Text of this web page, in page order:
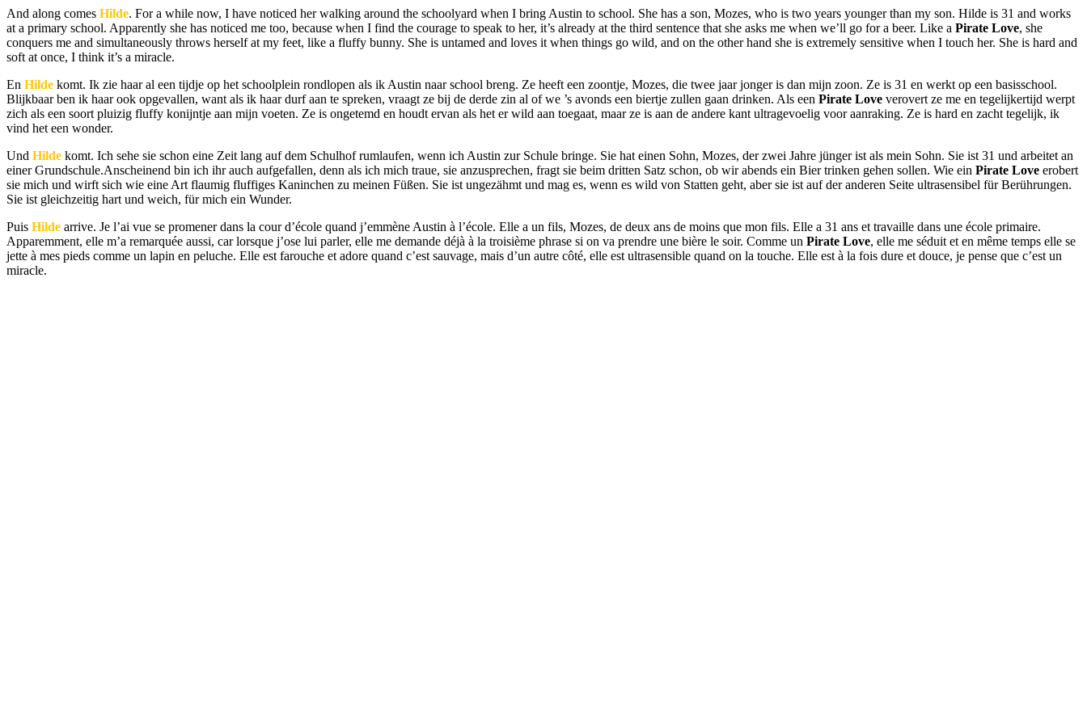
And along comes Hilde. For a while now, I have noticed her walking around the schoolyard when I bring Austin to school. She has a son, Mozes, who is two years younger than my son. Hilde is 31 and works
at a primary school. Apparently she has noticed me too, because when I find the courage to speak to her, it’s already at the third sentence that she asks me when we’ll go for a beer. Like a Pirate Love, she
conquers me and simultaneously throws herself at my feet, like a fluffy bunny. She is untamed and loves it when things go wild, and on the other hand she is extremely sensitive when I touch her. She is hard and
soft at once, I think it’s a miracle.
En Hilde komt. Ik zie haar al een tijdje op het schoolplein rondlopen als ik Austin naar school breng. Ze heeft een zoontje, Mozes, die twee jaar jonger is dan mijn zoon. Ze is 31 en werkt op een basisschool.
Blijkbaar ben ik haar ook opgevallen, want als ik haar durf aan te spreken, vraagt ze bij de derde zin al of we ’s avonds een biertje zullen gaan drinken. Als een Pirate Love verovert ze me en tegelijkertijd werpt
zich als een soort pluizig fluffy konijntje aan mijn voeten. Ze is ongetemd en houdt ervan als het er wild aan toegaat, maar ze is aan de andere kant ultragevoelig voor aanraking. Ze is hard en zacht tegelijk, ik
vind het een wonder.
Und Hilde komt. Ich sehe sie schon eine Zeit lang auf dem Schulhof rumlaufen, wenn ich Austin zur Schule bringe. Sie hat einen Sohn, Mozes, der zwei Jahre jünger ist als mein Sohn. Sie ist 31 und arbeitet an
einer Grundschule.Anscheinend bin ich ihr auch aufgefallen, denn als ich mich traue, sie anzusprechen, fragt sie beim dritten Satz schon, ob wir abends ein Bier trinken gehen sollen. Wie ein Pirate Love erobert
sie mich und wirft sich wie eine Art flaumig fluffiges Kaninchen zu meinen Füßen. Sie ist ungezähmt und mag es, wenn es wild von Statten geht, aber sie ist auf der anderen Seite ultrasensibel für Berührungen.
Sie ist gleichzeitig hart und weich, für mich ein Wunder.
Puis Hilde arrive. Je l’ai vue se promener dans la cour d’école quand j’emmène Austin à l’école. Elle a un fils, Mozes, de deux ans de moins que mon fils. Elle a 31 ans et travaille dans une école primaire.
Apparemment, elle m’a remarquée aussi, car lorsque j’ose lui parler, elle me demande déjà à la troisième phrase si on va prendre une bière le soir. Comme un Pirate Love, elle me séduit et en même temps elle se
jette à mes pieds comme un lapin en peluche. Elle est farouche et adore quand c’est sauvage, mais d’un autre côté, elle est ultrasensible quand on la touche. Elle est à la fois dure et douce, je pense que c’est un
miracle.